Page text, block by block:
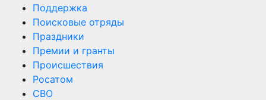
Поддержка
Поисковые отряды
Праздники
Премии и гранты
Происшествия
Росатом
СВО